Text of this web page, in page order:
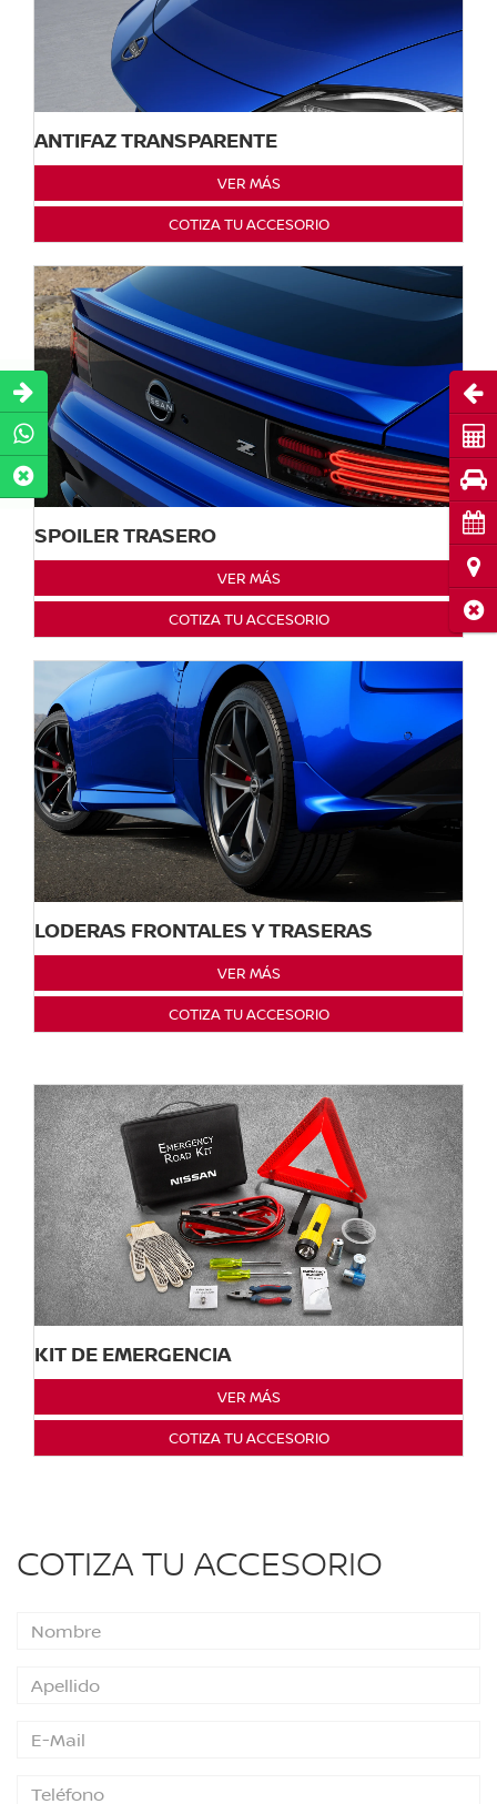
ANTIFAZ TRANSPARENTE
VER MÁS
COTIZA TU ACCESORIO
SPOILER TRASERO
VER MÁS
COTIZA TU ACCESORIO
LODERAS FRONTALES Y TRASERAS
VER MÁS
COTIZA TU ACCESORIO
KIT DE EMERGENCIA
VER MÁS
COTIZA TU ACCESORIO
COTIZA TU ACCESORIO